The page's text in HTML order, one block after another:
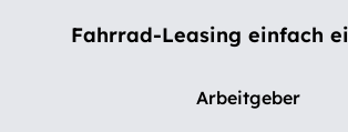
Fahrrad-Leasing einfach
Arbeitgeber